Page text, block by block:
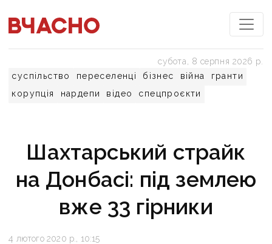
суспільство переселенці бізнес війна
гранти
корупція
нардепи відео спецпроєкти
субота, 8 серпня 2026 р.
Шахтарський страйк
на Донбасі: під землею
вже 33 гірники
4 лютого 2020 р., 10:15